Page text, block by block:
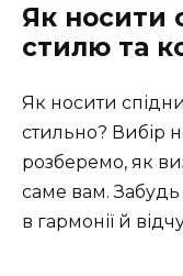
Як носити
стилю та
Як носити
стильно? Вибір
розберемо, як
саме вам.
в гармонії й